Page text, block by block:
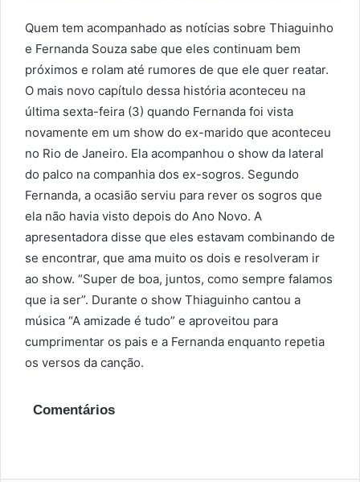
Quem tem acompanhado as notícias sobre Thiaguinho
e Fernanda Souza sabe que eles continuam bem
próximos e rolam até rumores de que ele quer reatar.
O mais novo capítulo dessa história aconteceu na
última sexta-feira (3) quando Fernanda foi vista
novamente em um show do ex-marido que aconteceu
no Rio de Janeiro. Ela acompanhou o show da lateral
do palco na companhia dos ex-sogros. Segundo
Fernanda, a ocasião serviu para rever os sogros que
ela não havia visto depois do Ano Novo. A
apresentadora disse que eles estavam combinando de
se encontrar, que ama muito os dois e resolveram ir
ao show. “Super de boa, juntos, como sempre falamos
que ia ser”. Durante o show Thiaguinho cantou a
música “A amizade é tudo” e aproveitou para
cumprimentar os pais e a Fernanda enquanto repetia
os versos da canção.
Comentários